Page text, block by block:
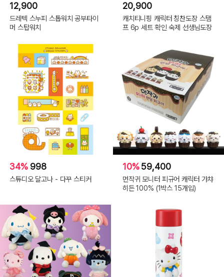
12,900
드레텍 스누피 스톱워치 공부타이
머 스탑워치
20,900
캐치티니핑 캐릭터 칭찬도장 스탬
프 6p 세트 확인 숙제 선생님도장
34% 998
스튜디오 달고나 - 다꾸 스티커
10%59,400
먼작귀 모니터 피규어 캐릭터 가챠
히든 100% (1박스 15개입)